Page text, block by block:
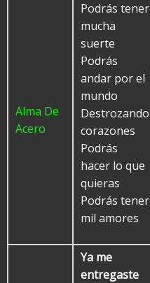
Alma De
Acero
Podrás tener
mucha
suerte
Podrás
andar por el
mundo
Destrozando
corazones
Podrás
hacer lo que
quieras
Podrás tener
mil amores
Ya me
entregaste